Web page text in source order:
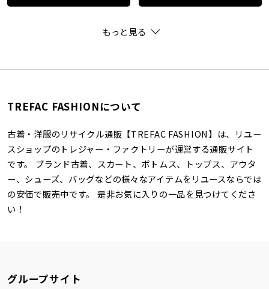
もっと見る
TREFAC FASHIONについて
古着・洋服のリサイクル通販【TREFAC FASHION】は、リユー
スショップのトレジャー・ファクトリーが運営する通販サイト
です。 ブランド古着、スカート、ボトムス、トップス、アウタ
ー、シューズ、バッグなどの様々なアイテムをリユースならでは
の安価で販売中です。 是非お気に入りの一品を見つけてくださ
い！
グループサイト